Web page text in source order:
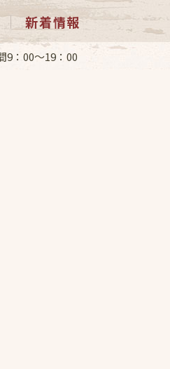
新着情報
9：00～19：00